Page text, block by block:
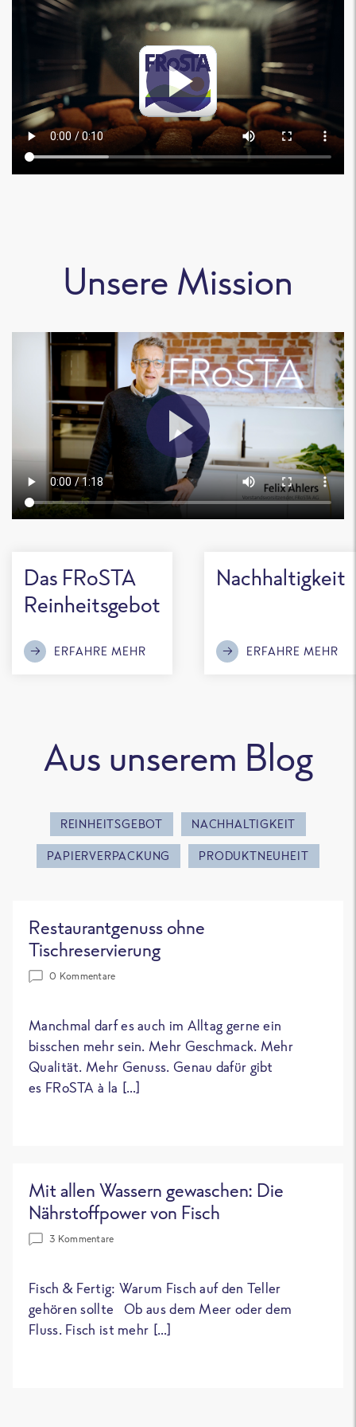
Unsere Mission
Das FRoSTA
Reinheitsgebot
ERFAHRE MEHR
Nachhaltigkeit
ERFAHRE MEHR
Aus unserem Blog
REINHEITSGEBOT NACHHALTIGKEIT
PAPIERVERPACKUNG PRODUKTNEUHEIT
Restaurantgenuss ohne
Tischreservierung
0 Kommentare
Manchmal darf es auch im Alltag gerne ein
bisschen mehr sein. Mehr Geschmack. Mehr
Qualität. Mehr Genuss. Genau dafür gibt
es FRoSTA à la […]
Mit allen Wassern gewaschen: Die
Nährstoffpower von Fisch
3 Kommentare
Fisch & Fertig: Warum Fisch auf den Teller
gehören sollte Ob aus dem Meer oder dem
Fluss. Fisch ist mehr […]